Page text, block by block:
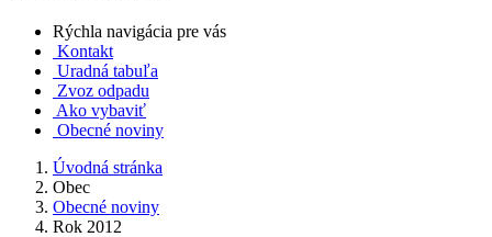
Rýchla navigácia pre vás
Kontakt
Uradná tabuľa
Zvoz odpadu
Ako vybaviť
Obecné noviny
Úvodná stránka
Obec
Obecné noviny
Rok 2012